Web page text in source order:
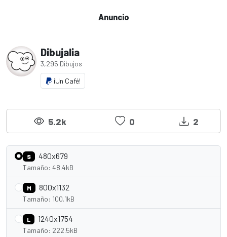
Anuncio
Dibujalia
3,295 Dibujos
¡Un Café!
5.2k 0 2
S 480x679
Tamaño: 48.4kB
M 800x1132
Tamaño: 100.1kB
L 1240x1754
Tamaño: 222.5kB